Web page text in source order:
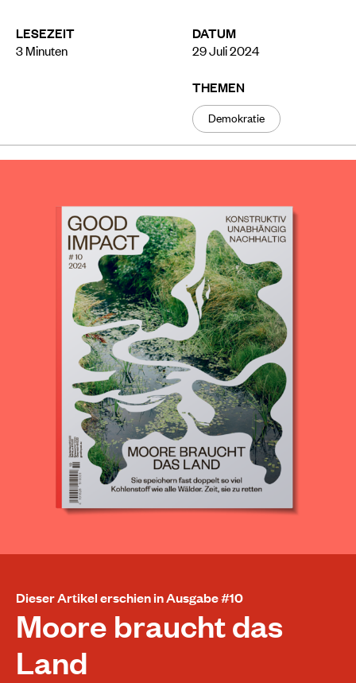
LESEZEIT
3Minuten
DATUM
29 Juli 2024
THEMEN
Demokratie
Dieser Artikel erschien in Ausgabe #10
Moore braucht das
Land